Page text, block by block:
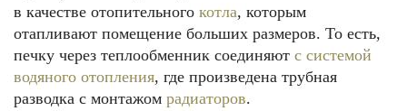
в качестве отопительного котла, которым
отапливают помещение больших размеров. То есть,
печку через теплообменник соединяют с системой
водяного отопления, где произведена трубная
разводка с монтажом радиаторов.